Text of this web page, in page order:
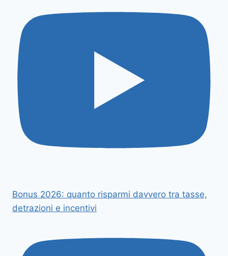
Bonus 2026: quanto risparmi davvero tra tasse,
detrazioni e incentivi